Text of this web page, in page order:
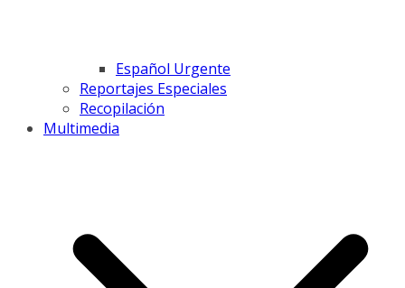
Español Urgente
Reportajes Especiales
Recopilación
Multimedia